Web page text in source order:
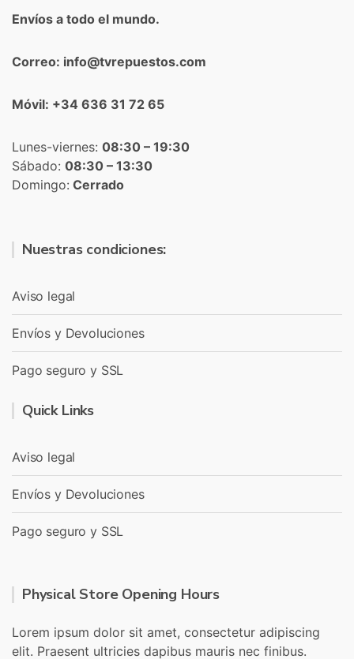
Envíos a todo el mundo.
Correo: info@tvrepuestos.com
Móvil: +34 636 31 72 65
Lunes-viernes: 08:30 – 19:30
Sábado: 08:30 – 13:30
Domingo: Cerrado
Nuestras condiciones:
Aviso legal
Envíos y Devoluciones
Pago seguro y SSL
Quick Links
Aviso legal
Envíos y Devoluciones
Pago seguro y SSL
Physical Store Opening Hours
Lorem ipsum dolor sit amet, consectetur adipiscing
elit. Praesent ultricies dapibus mauris nec finibus.